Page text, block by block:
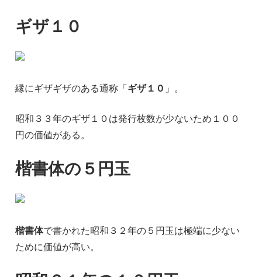
ギザ１０
縁にギザギザのある通称「ギザ１０ 」。
昭和３３年のギザ１０は発行枚数が少ないため１００
円の価値がある。
楷書体の５円玉
楷書体で書かれた昭和３２年の５円玉は極端に少ない
ために価値が高い。